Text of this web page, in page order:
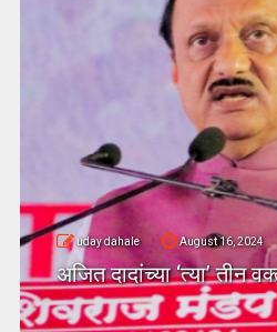
uday dahale August 16, 2024
अजित दादांच्या ‘त्या’ तीन